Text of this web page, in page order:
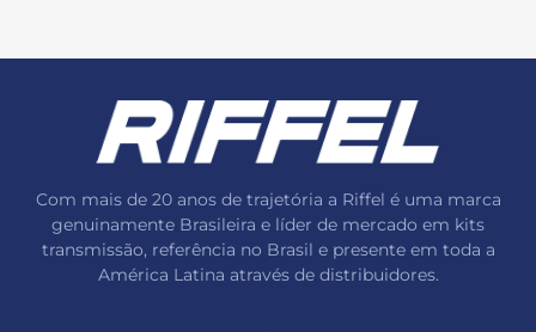
Com mais de 20 anos de trajetória a Riffel é uma marca
genuinamente Brasileira e líder de mercado em kits
transmissão, referência no Brasil e presente em toda a
América Latina através de distribuidores.